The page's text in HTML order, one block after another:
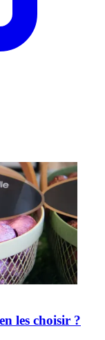
les choisir ?